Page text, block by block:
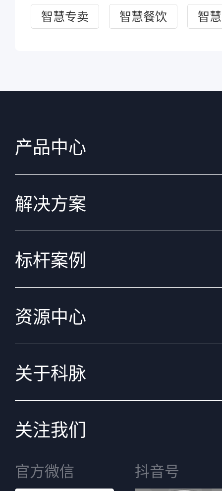
智慧专卖 智慧餐饮 智
产品中心
解决方案
标杆案例
资源中心
关于科脉
关注我们
官方微信 抖音号